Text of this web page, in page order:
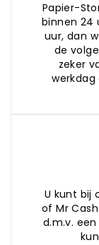
Papier-
binnen 24
uur, dan
de
zeker
U kunt bij
of Mr
d.m.v.